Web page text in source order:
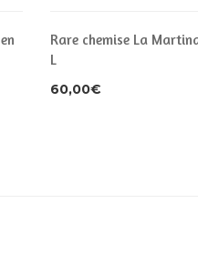
Rare chemise La
L
60,00€